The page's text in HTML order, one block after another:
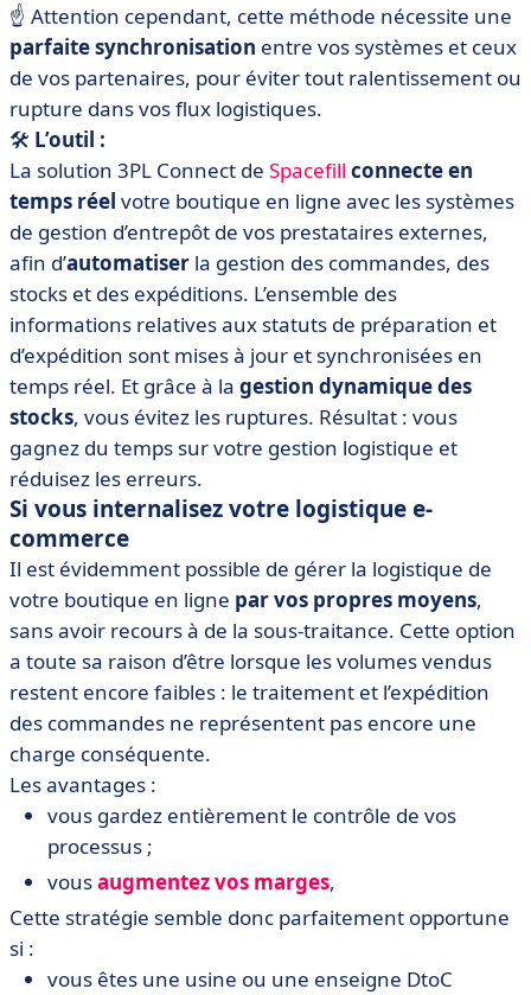
☝️ Attention cependant, cette méthode nécessite une
parfaite synchronisation entre vos systèmes et ceux
de vos partenaires, pour éviter tout ralentissement ou
rupture dans vos flux logistiques.
🛠️ L’outil :
La solution 3PL Connect de Spacefill connecte en
temps réel votre boutique en ligne avec les systèmes
de gestion d’entrepôt de vos prestataires externes,
afin d’automatiser la gestion des commandes, des
stocks et des expéditions. L’ensemble des
informations relatives aux statuts de préparation et
d’expédition sont mises à jour et synchronisées en
temps réel. Et grâce à la gestion dynamique des
stocks, vous évitez les ruptures. Résultat : vous
gagnez du temps sur votre gestion logistique et
réduisez les erreurs.
Si vous internalisez votre logistique e-
commerce
Il est évidemment possible de gérer la logistique de
votre boutique en ligne par vos propres moyens,
sans avoir recours à de la sous-traitance. Cette option
a toute sa raison d’être lorsque les volumes vendus
restent encore faibles : le traitement et l’expédition
des commandes ne représentent pas encore une
charge conséquente.
Les avantages :
vous gardez entièrement le contrôle de vos
processus ;
vousaugmentez vos marges,
Cette stratégie semble donc parfaitement opportune
si :
vous êtes une usine ou une enseigne DtoC